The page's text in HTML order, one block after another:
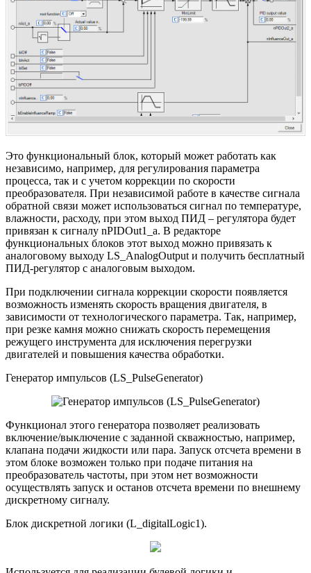
Это функциональный блок, который может работать как
независимо, например, для регулирования параметра
процесса, так и с учетом коррекции по скорости
преобразователя. При независимой работе в качестве сигнала
обратной связи может использоваться сигнал по температуре,
влажности, расходу, при этом выход ПИД – регулятора будет
привязан к сигналу nPIDOut1_a. В редакторе
функциональных блоков этот выход можно привязать к
аналоговому выходу LS_AnalogOutput и получить бесплатный
ПИД-регулятор с аналоговым выходом.
При подключении сигнала коррекции скорости появляется
возможность изменять скорость вращения двигателя, в
зависимости от технологического параметра. Так, например,
при резке камня можно снижать скорость перемещения
режущего инструмента для исключения перегрузки
двигателей и повышения качества обработки.
Генератор импульсов (LS_PulseGenerator)
Функционал этого генератора позволяет реализовать
включение/выключение с заданной скважностью, например,
клапана подачи жидкости или пара. Запуск отсчета времени в
этом блоке возможен только при подаче питания на
преобразователь частоты, при этом нет возможности
осуществлять запуск и останов отсчета времени по внешнему
дискретному сигналу.
Блок дискретной логики (L_digitalLogic1).